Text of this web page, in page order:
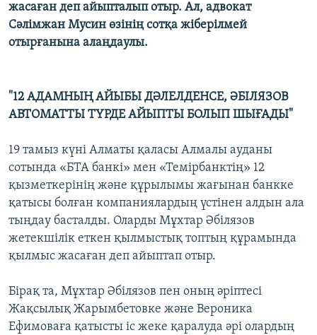
жасаған деп айыпталып отыр. Ал, адвокат
Сәлімжан Мусин өзінің сотқа жіберілмей
отырғанына алаңдаулы.
"12 АДАМНЫҢ АЙЫБЫ ДӘЛЕЛДЕНСЕ, ӘБІЛЯЗОВ
АВТОМАТТЫ ТҮРДЕ АЙЫПТЫ БОЛЫП ШЫҒАДЫ"
19 тамыз күні Алматы қаласы Алмалы ауданы
сотында «БТА банкі» мен «Темірбанктің» 12
қызметкерінің және құрылымы жағынан банкке
қатысы болған компаниялардың үстінен алдын ала
тыңдау басталды. Оларды Мұхтар Әбілязов
жетекшілік еткен қылмыстық топтың құрамында
қылмыс жасаған деп айыптап отыр.
Бірақ та, Мұхтар Әбілязов пен оның әріптесі
Жақсылық Жарымбетовке және Вероника
Ефимоваға қатысты іс жеке қаралуда әрі олардың